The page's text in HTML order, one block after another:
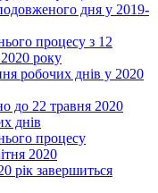
дня у 2019-
процесу з 12
року
робочих днів у 2020
до 22 травня 2020
днів
процесу
2020
рік завершиться